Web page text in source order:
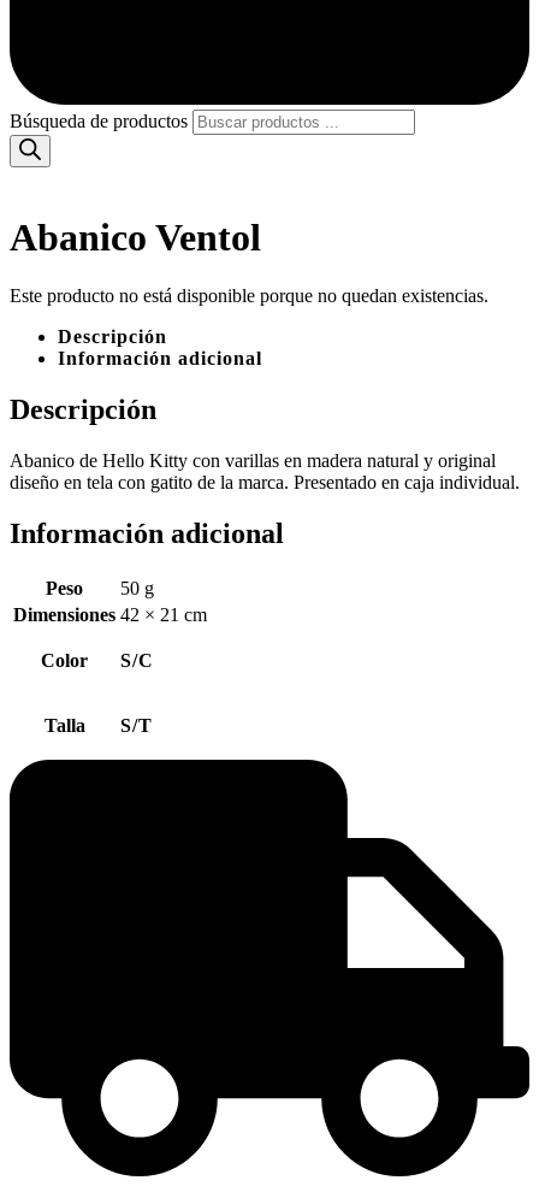
Búsqueda de productos
Abanico Ventol
Este producto no está disponible porque no quedan existencias.
Descripción
Información adicional
Descripción
Abanico de Hello Kitty con varillas en madera natural y original
diseño en tela con gatito de la marca. Presentado en caja individual.
Información adicional
Peso
50 g
Dimensiones 42 × 21 cm
Color S/C
Talla S/T